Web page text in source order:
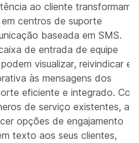
ao cliente transformam
centros de suporte
baseada em SMS.
de entrada de equipe
visualizar, reivindicar e
às mensagens dos
eficiente e integrado. Com
de serviço existentes, as
opções de engajamento
texto aos seus clientes,